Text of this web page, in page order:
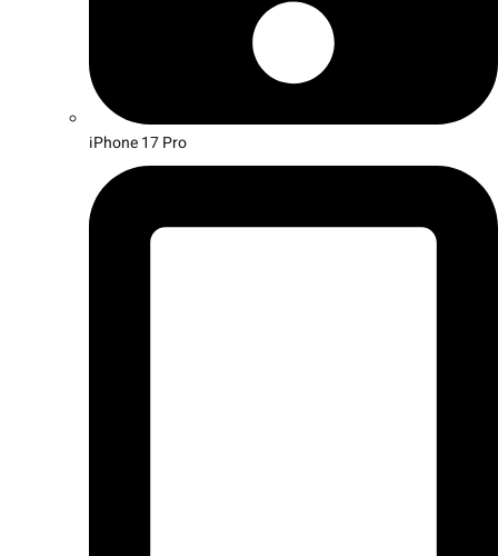
iPhone 17 Pro